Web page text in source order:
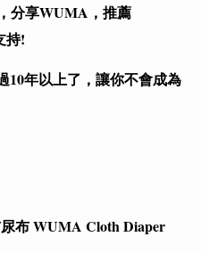
分享WUMA，推薦
持!
10年以上了，讓你不會成為
布 WUMA Cloth Diaper